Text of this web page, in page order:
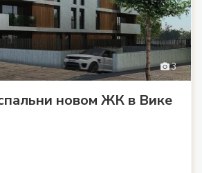
3
новом ЖК в Вике